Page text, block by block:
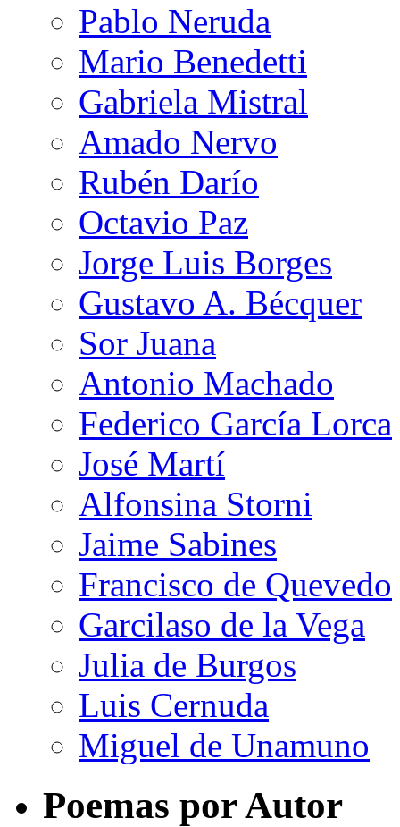
Pablo Neruda
Mario Benedetti
Gabriela Mistral
Amado Nervo
Rubén Darío
Octavio Paz
Jorge Luis Borges
Gustavo A. Bécquer
Sor Juana
Antonio Machado
Federico García Lorca
José Martí
Alfonsina Storni
Jaime Sabines
Francisco de Quevedo
Garcilaso de la Vega
Julia de Burgos
Luis Cernuda
Miguel de Unamuno
Poemas por Autor